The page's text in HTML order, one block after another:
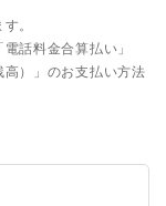
。
話料金合算払い」
高）」のお支払い方法